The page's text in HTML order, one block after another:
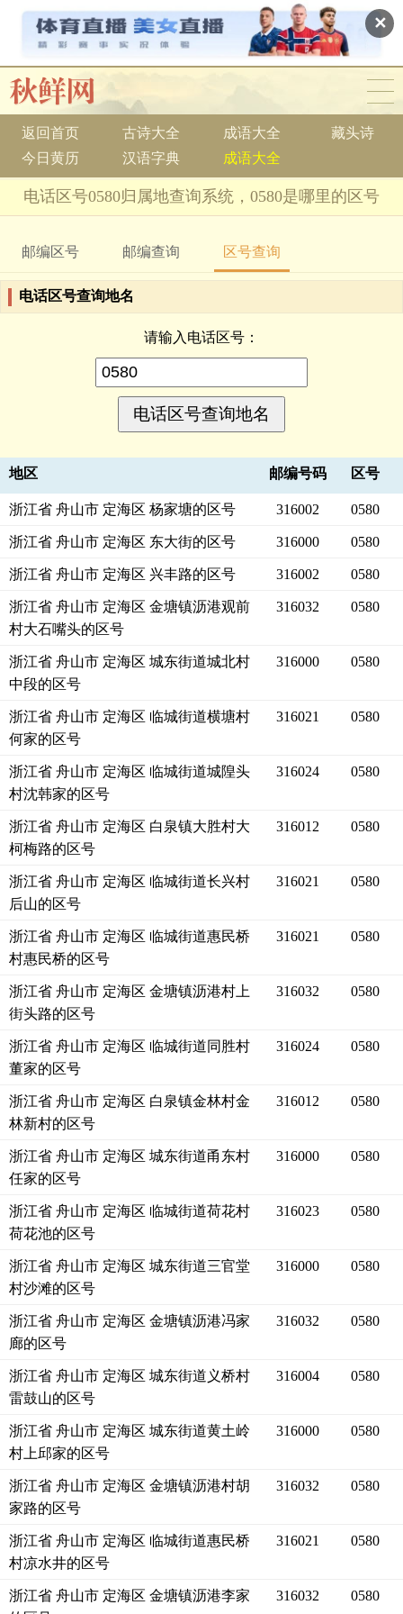
✕
返回首页 古诗大全 成语大全
藏头诗
今日黄历
汉语字典 成语大全
电话区号0580归属地查询系统，0580是哪里的区号
邮编区号 邮编查询 区号查询
电话区号查询地名
请输入电话区号：
地区 邮编号码 区号
浙江省 舟山市 定海区 杨家塘的区号 316002 0580
浙江省 舟山市 定海区 东大街的区号 316000 0580
浙江省 舟山市 定海区 兴丰路的区号 316002 0580
浙江省 舟山市 定海区 金塘镇沥港观前
村大石嘴头的区号
316032 0580
浙江省 舟山市 定海区 城东街道城北村
中段的区号
316000 0580
浙江省 舟山市 定海区 临城街道横塘村
何家的区号
316021 0580
浙江省 舟山市 定海区 临城街道城隍头
村沈韩家的区号
316024 0580
浙江省 舟山市 定海区 白泉镇大胜村大
柯梅路的区号
316012 0580
浙江省 舟山市 定海区 临城街道长兴村
后山的区号
316021 0580
浙江省 舟山市 定海区 临城街道惠民桥
村惠民桥的区号
316021 0580
浙江省 舟山市 定海区 金塘镇沥港村上
街头路的区号
316032 0580
浙江省 舟山市 定海区 临城街道同胜村
董家的区号
316024 0580
浙江省 舟山市 定海区 白泉镇金林村金
林新村的区号
316012 0580
浙江省 舟山市 定海区 城东街道甬东村
任家的区号
316000 0580
浙江省 舟山市 定海区 临城街道荷花村
荷花池的区号
316023 0580
浙江省 舟山市 定海区 城东街道三官堂
村沙滩的区号
316000 0580
浙江省 舟山市 定海区 金塘镇沥港冯家
廊的区号
316032 0580
浙江省 舟山市 定海区 城东街道义桥村
雷鼓山的区号
316004 0580
浙江省 舟山市 定海区 城东街道黄土岭
村上邱家的区号
316000 0580
浙江省 舟山市 定海区 金塘镇沥港村胡
家路的区号
316032 0580
浙江省 舟山市 定海区 临城街道惠民桥
村凉水井的区号
316021 0580
浙江省 舟山市 定海区 金塘镇沥港李家
316032 0580